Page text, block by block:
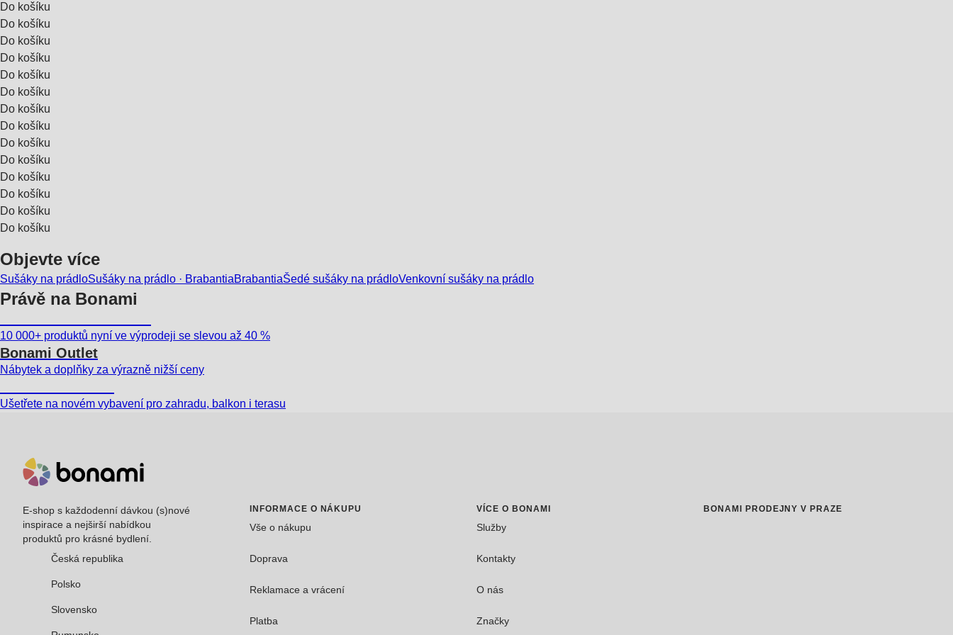
Do košíku
Do košíku
Do košíku
Do košíku
Do košíku
Do košíku
Do košíku
Do košíku
Do košíku
Do košíku
Do košíku
Do košíku
Do košíku
Do košíku
Objevte více
Sušáky na prádloSušáky na prádlo · BrabantiaBrabantiaŠedé sušáky na prádloVenkovní sušáky na prádlo
Právě na Bonami
10 000+ produktů nyní ve výprodeji se slevou až 40 %
Bonami Outlet
Nábytek a doplňky za výrazně nižší ceny
Ušetřete na novém vybavení pro zahradu, balkon i terasu
E-shop s každodenní dávkou (s)nové
inspirace a nejširší nabídkou
produktů pro krásné bydlení.
Česká republika
Polsko
Slovensko
INFORMACE O NÁKUPU
Vše o nákupu
Doprava
Reklamace a vrácení
Platba
VÍCE O BONAMI
Služby
Kontakty
O nás
Značky
BONAMI PRODEJNY V PRAZE